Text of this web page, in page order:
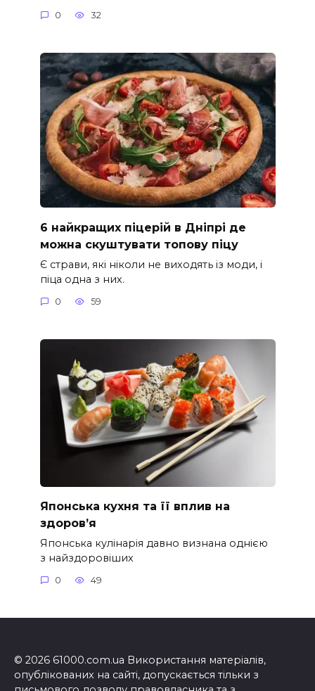
0 32
6 найкращих піцерій в Дніпрі де
можна скуштувати топову піцу
Є страви, які ніколи не виходять із моди, і
піца одна з них.
0 59
Японська кухня та її вплив на
здоров’я
Японська кулінарія давно визнана однією
з найздоровіших
0 49
© 2026 61000.com.ua Використання матеріалів,
опублікованих на сайті, допускається тільки з